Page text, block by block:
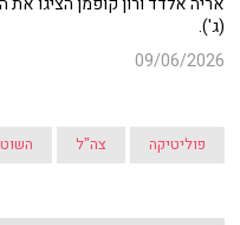
(ג').
09/06/2026
פוליטיקה צה"ל